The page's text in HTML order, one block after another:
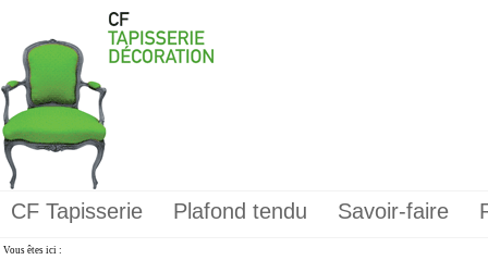
CF Tapisserie Plafond tendu Savoir-faire
Vous êtes ici :